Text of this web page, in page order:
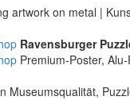
artwork on metal |
Ravensburger
Premium-Poster,
Museumsqualität,